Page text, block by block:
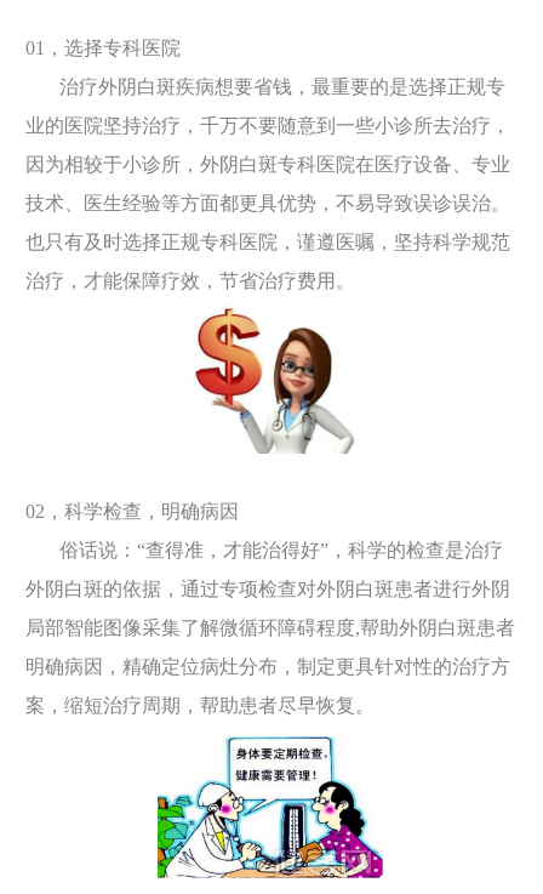
01，选择专科医院
治疗外阴白斑疾病想要省钱，最重要的是选择正规专
业的医院坚持治疗，千万不要随意到一些小诊所去治疗，
因为相较于小诊所，外阴白斑专科医院在医疗设备、专业
技术、医生经验等方面都更具优势，不易导致误诊误治。
也只有及时选择正规专科医院，谨遵医嘱，坚持科学规范
治疗，才能保障疗效，节省治疗费用。
02，科学检查，明确病因
俗话说：“查得准，才能治得好”，科学的检查是治疗
外阴白斑的依据，通过专项检查对外阴白斑患者进行外阴
局部智能图像采集了解微循环障碍程度,帮助外阴白斑患者
明确病因，精确定位病灶分布，制定更具针对性的治疗方
案，缩短治疗周期，帮助患者尽早恢复。